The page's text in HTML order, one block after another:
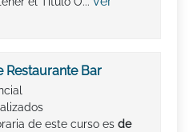
Restaurante Bar
de este curso es de